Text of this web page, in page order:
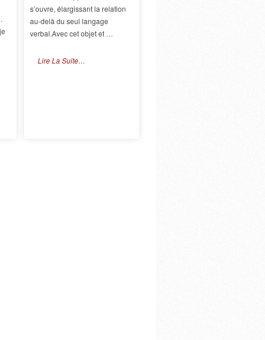
s’ouvre, élargissant la relation
au-delà du seul langage
verbal.Avec cet objet et …
Lire La Suite…